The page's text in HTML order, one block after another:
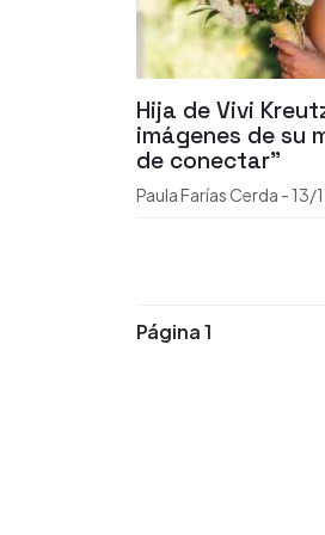
Hija de Vivi
imágenes de su
de conectar"
Paula Farías Cerda - 13/
Página 1